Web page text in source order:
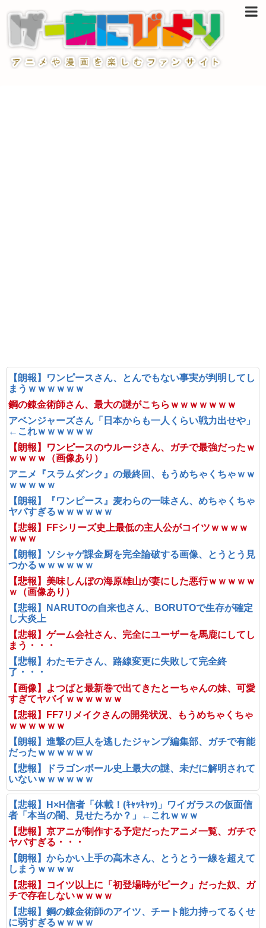
【朗報】ワンピースさん、とんでもない事実が判明してし
まうｗｗｗｗｗｗ
鋼の錬金術師さん、最大の謎がこちらｗｗｗｗｗｗｗ
アベンジャーズさん「日本からも一人くらい戦力出せや」
←これｗｗｗｗｗｗ
【朗報】ワンピースのウルージさん、ガチで最強だったｗ
ｗｗｗｗ（画像あり）
アニメ『スラムダンク』の最終回、もうめちゃくちゃｗｗ
ｗｗｗｗｗ
【朗報】『ワンピース』麦わらの一味さん、めちゃくちゃ
ヤバすぎるｗｗｗｗｗｗ
【悲報】FFシリーズ史上最低の主人公がコイツｗｗｗｗ
ｗｗｗ
【朗報】ソシャゲ課金厨を完全論破する画像、とうとう見
つかるｗｗｗｗｗｗ
【悲報】美味しんぼの海原雄山が妻にした悪行ｗｗｗｗｗ
ｗ（画像あり）
【悲報】NARUTOの自来也さん、BORUTOで生存が確定
し大炎上
【悲報】ゲーム会社さん、完全にユーザーを馬鹿にしてし
まう・・・
【悲報】わたモテさん、路線変更に失敗して完全終
了・・・
【画像】よつばと最新巻で出てきたとーちゃんの妹、可愛
すぎてヤバイｗｗｗｗｗｗ
【悲報】FF7リメイクさんの開発状況、もうめちゃくちゃ
ｗｗｗｗｗｗ
【朗報】進撃の巨人を逃したジャンプ編集部、ガチで有能
だったｗｗｗｗｗｗ
【悲報】ドラゴンボール史上最大の謎、未だに解明されて
いないｗｗｗｗｗｗ
【悲報】H×H信者「休載！(ｷｬｯｷｬｯ)」ワイガラスの仮面信
者「本当の闇、見せたろか？」←これｗｗｗ
【悲報】京アニが制作する予定だったアニメ一覧、ガチで
ヤバすぎる・・・
【朗報】からかい上手の高木さん、とうとう一線を超えて
しまうｗｗｗｗ
【悲報】コイツ以上に「初登場時がピーク」だった奴、ガ
チで存在しないｗｗｗｗ
【悲報】鋼の錬金術師のアイツ、チート能力持ってるくせ
に弱すぎるｗｗｗｗ